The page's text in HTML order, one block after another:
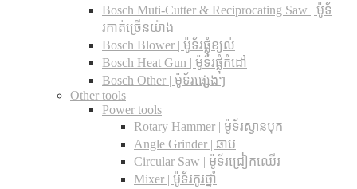
Bosch Muti-Cutter & Reciprocating Saw​ | ម៉ូទ័
រកាត់ច្រើនយ៉ាង
Bosch Blower | ម៉ូទ័រផ្លុំខ្យល់
Bosch Heat Gun | ម៉ូទ័រផ្លុំកំដៅ
Bosch Other | ម៉ូទ័រផ្សេងៗ
Other tools
Power tools
Rotary Hammer | ម៉ូទ័រស្វានបុក
Angle Grinder | ឆាប
Circular Saw​ | ម៉ូទ័រជ្រៀកឈើរ
Mixer | ម៉ូទ័រកូរថ្នាំ